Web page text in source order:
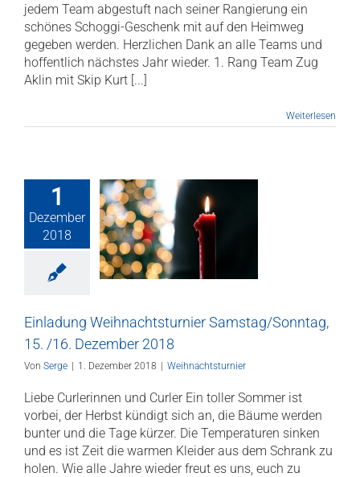
jedem Team abgestuft nach seiner Rangierung ein
schönes Schoggi-Geschenk mit auf den Heimweg
gegeben werden. Herzlichen Dank an alle Teams und
hoffentlich nächstes Jahr wieder. 1. Rang Team Zug
Aklin mit Skip Kurt [...]
Weiterlesen
1
Dezember
2018
Sonntag, 15.
2018
Einladung Weihnachtsturnier Samstag/Sonntag,
15. /16. Dezember 2018
Von Serge | 1. Dezember 2018 | Weihnachtsturnier
Liebe Curlerinnen und Curler Ein toller Sommer ist
vorbei, der Herbst kündigt sich an, die Bäume werden
bunter und die Tage kürzer. Die Temperaturen sinken
und es ist Zeit die warmen Kleider aus dem Schrank zu
holen. Wie alle Jahre wieder freut es uns, euch zu